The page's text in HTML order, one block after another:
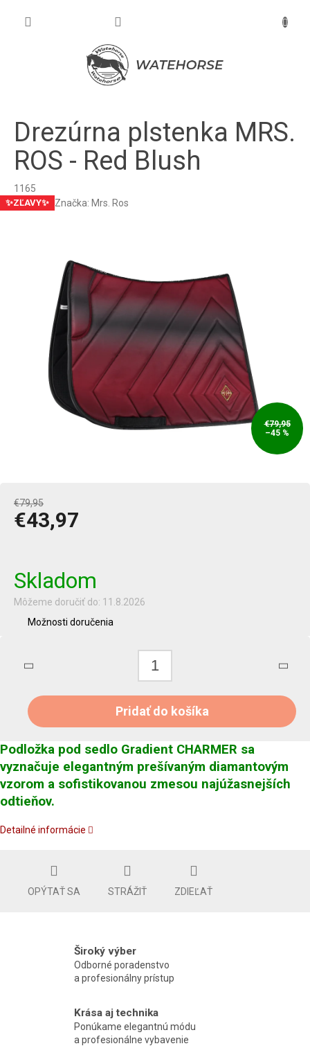
Drezúrna plstenka MRS.
ROS - Red Blush
1165
✨ZĽAVY✨ Značka: Mrs. Ros
€79,95
–45 %
€79,95
€43,97
Skladom
Môžeme doručiť do: 11.8.2026
Možnosti doručenia
Pridať do košíka
Podložka pod sedlo Gradient CHARMER sa
vyznačuje elegantným prešívaným diamantovým
vzorom a sofistikovanou zmesou najúžasnejších
odtieňov.
Detailné informácie
OPÝTAŤ SA STRÁŽIŤ ZDIEĽAŤ
Široký výber
Odborné poradenstvo
a profesionálny prístup
Krása aj technika
Ponúkame elegantnú módu
a profesionálne vybavenie